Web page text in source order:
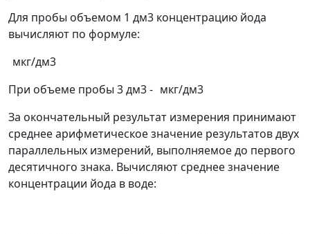
Для пробы объемом 1 дм3 концентрацию йода
вычисляют по формуле:
мкг/дм3
При объеме пробы 3 дм3- мкг/дм3
За окончательный результат измерения принимают
среднее арифметическое значение результатов двух
параллельных измерений, выполняемое до первого
десятичного знака. Вычисляют среднее значение
концентрации йода в воде: